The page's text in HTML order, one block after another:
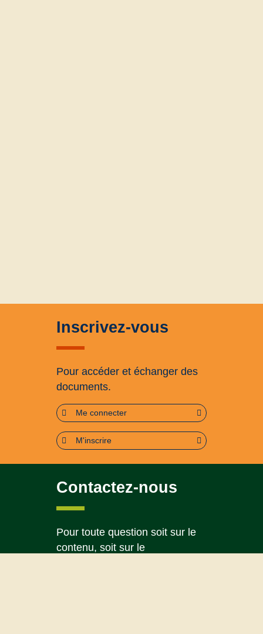
Inscrivez-vous
Pour accéder et échanger des
documents.
Me connecter
M'inscrire
Contactez-nous
Pour toute question soit sur le
contenu, soit sur le